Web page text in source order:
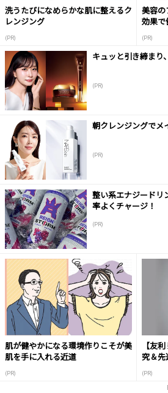
洗うたびになめらかな肌に整えるク
レンジング
(PR)
美容の
効果で
(PR)
キュッと引き締まり
(PR)
朝クレンジングでメ
(PR)
整い系エナジードリ
率よくチャージ！
(PR)
肌が健やかになる環境作りこそが美
肌を手に入れる近道
(PR)
【友
究＆先
(PR)